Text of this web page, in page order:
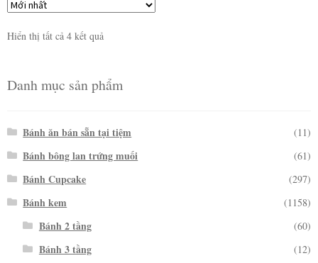
Hiển thị tất cả 4 kết quả
Danh mục sản phẩm
Bánh ăn bán sẵn tại tiệm (11)
Bánh bông lan trứng muối (61)
Bánh Cupcake (297)
Bánh kem (1158)
Bánh 2 tầng (60)
Bánh 3 tầng (12)